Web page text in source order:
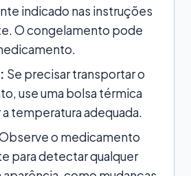
indicado nas instruções
O congelamento pode
Se precisar transportar o
use uma bolsa térmica
temperatura adequada.
o medicamento
para detectar qualquer